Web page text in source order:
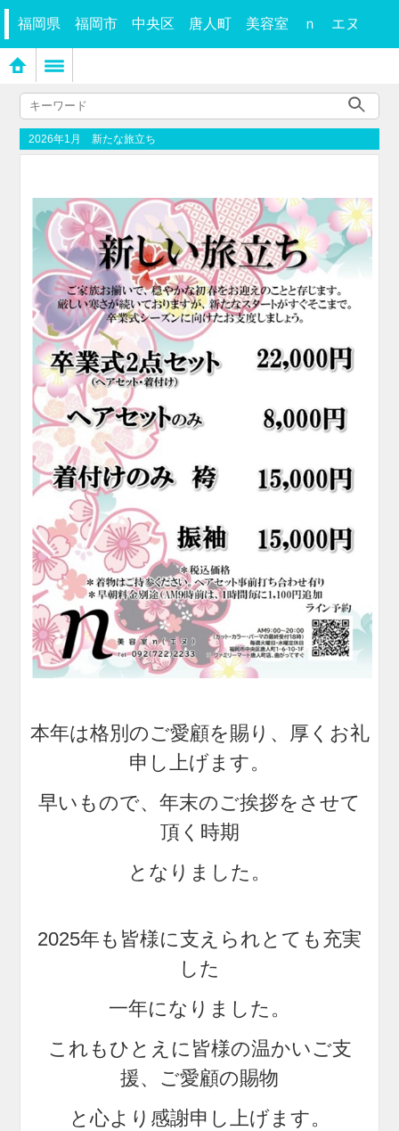
福岡県 福岡市 中央区 唐人町 美容室 ｎ エヌ
2026年1月 新たな旅立ち
本年は格別のご愛顧を賜り、厚くお礼
申し上げます。
早いもので、年末のご挨拶をさせて
頂く 時期
となりました。
2025年も皆様に支えられとても充実
した
一年になりました。
これもひとえに皆様の温かいご支
援、ご愛顧の賜物
と心より感謝申し上げます。